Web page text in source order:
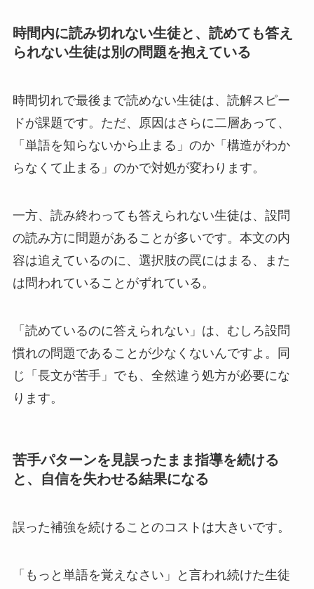
時間内に読み切れない生徒と、読めても答え
られない生徒は別の問題を抱えている
時間切れで最後まで読めない生徒は、読解スピー
ドが課題です。ただ、原因はさらに二層あって、
「単語を知らないから止まる」のか「構造がわか
らなくて止まる」のかで対処が変わります。
一方、読み終わっても答えられない生徒は、設問
の読み方に問題があることが多いです。本文の内
容は追えているのに、選択肢の罠にはまる、また
は問われていることがずれている。
「読めているのに答えられない」は、むしろ設問
慣れの問題であることが少なくないんですよ。同
じ「長文が苦手」でも、全然違う処方が必要にな
ります。
苦手パターンを見誤ったまま指導を続ける
と、自信を失わせる結果になる
誤った補強を続けることのコストは大きいです。
「もっと単語を覚えなさい」と言われ続けた生徒